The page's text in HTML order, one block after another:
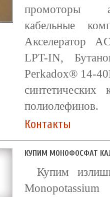
промоторы
кабельные
Акселератор
LPT-IN,
Perkadox® 14-
полиолефинов.
Контакты
КУПИМ МОНОФОСФАТ
Купим